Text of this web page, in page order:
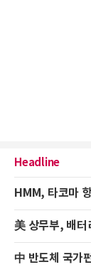
Headline
HMM, 타코마
美 상무부, 배터
中 반도체 국가